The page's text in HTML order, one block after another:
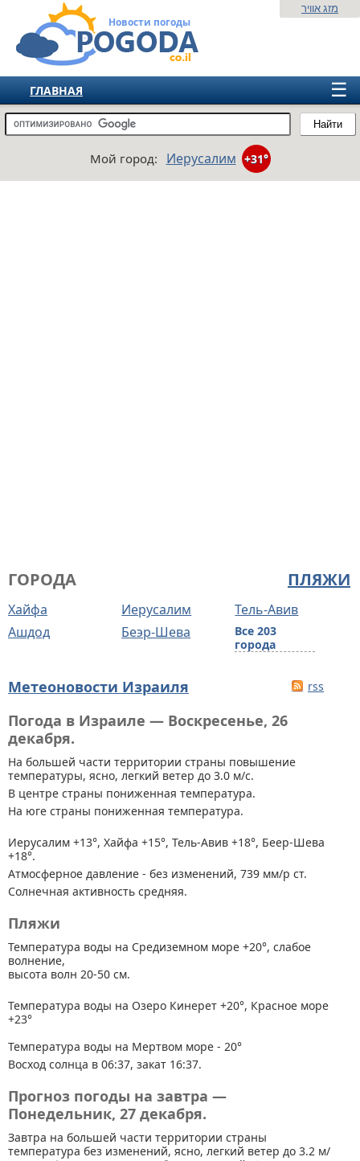
Новости погоды
Найти
מזג אוויר
☰
ГЛАВНАЯ
ИЗРАИЛЬ
ЕВРОПА
Мой город: Иерусалим +31°
ПЛЯЖИ
ГОРОДА
Хайфа Иерусалим
Тель-Авив
Ашдод
Беэр-Шева
Все 203
города
Метеоновости Израиля rss
Погода в Израиле — Воскресенье, 26
декабря.
На большей части территории страны повышение
температуры, ясно, легкий ветер до 3.0 м/с.
В центре страны пониженная температура.
На юге страны пониженная температура.
Иерусалим +13°, Хайфа +15°, Тель-Авив +18°, Беер-Шева
+18°.
Атмосферное давление - без изменений, 739 мм/р ст.
Солнечная активность средняя.
Пляжи
Температура воды на Средиземном море +20°, слабое
волнение,
высота волн 20-50 см.
Температура воды на Озеро Кинерет +20°, Красное море
+23°
Температура воды на Мертвом море - 20°
Восход солнца в 06:37, закат 16:37.
Прогноз погоды на завтра —
Понедельник, 27 декабря.
Завтра на большей части территории страны
температура без изменений, ясно, легкий ветер до 3.2 м/